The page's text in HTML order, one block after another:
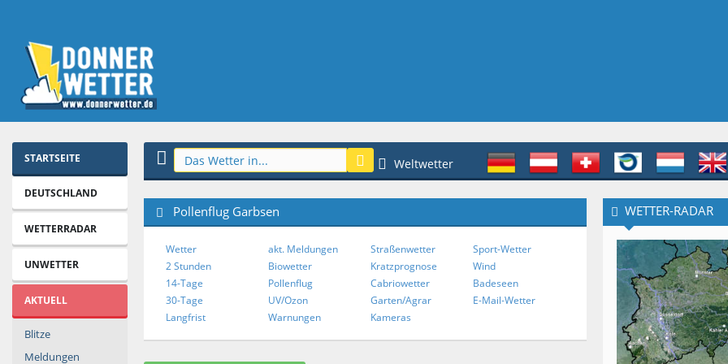
STARTSEITE
DEUTSCHLAND
WETTERRADAR
UNWETTER
AKTUELL
Blitze
Meldungen
Weltwetter
Pollenflug Garbsen
Wetter
2 Stunden
14-Tage
30-Tage
Langfrist
akt. Meldungen
Biowetter
Pollenflug
UV/Ozon
Warnungen
Straßenwetter
Kratzprognose
Cabriowetter
Garten/Agrar
Kameras
Sport-Wetter
Wind
Badeseen
E-Mail-Wetter
WETTER-RADAR